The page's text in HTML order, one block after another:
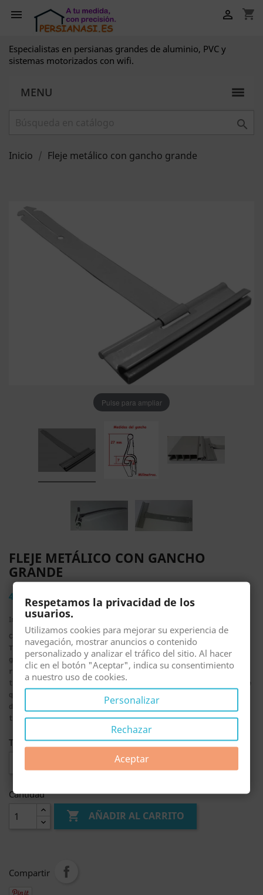
 shopping_cart

Especialistas en persianas grandes de aluminio, PVC y
sistemas motorizados con wifi.
MENU

Inicio Fleje metálico con gancho grande
Pulse para ampliar
FLEJE METÁLICO CON GANCHO
GRANDE
4,69 €
Impuestos incluidos
COD. PZ2017
Tirante fleje todo metálico para persianas con el gancho
grande. Para persiana de pvc o aluminio tanto para lamas
recta o curvada. Ver detalle del gancho. Olvídate de los
trozos de cinta para unir la persiana al eje que siempre te
quedan inclinados y la persiana va torcida. Disponible en
dos modelos de acabado: tipo flecha o con agujeros para
tornillos.
Tirante lama grande
Cantidad
 AÑADIR AL CARRITO
Compartir
Respetamos la privacidad de los
usuarios.
Utilizamos cookies para mejorar su experiencia de
navegación, mostrar anuncios o contenido
personalizado y analizar el tráfico del sitio. Al hacer
clic en el botón "Aceptar", indica su consentimiento
a nuestro uso de cookies.
Personalizar
Rechazar
Aceptar